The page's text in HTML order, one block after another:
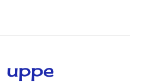
uppe